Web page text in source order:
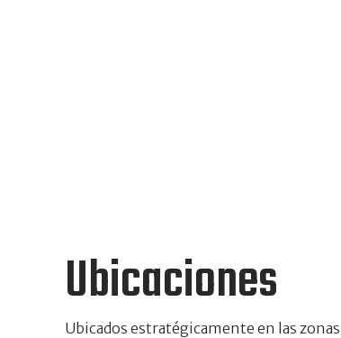
Ubicaciones
Ubicados estratégicamente en las zonas